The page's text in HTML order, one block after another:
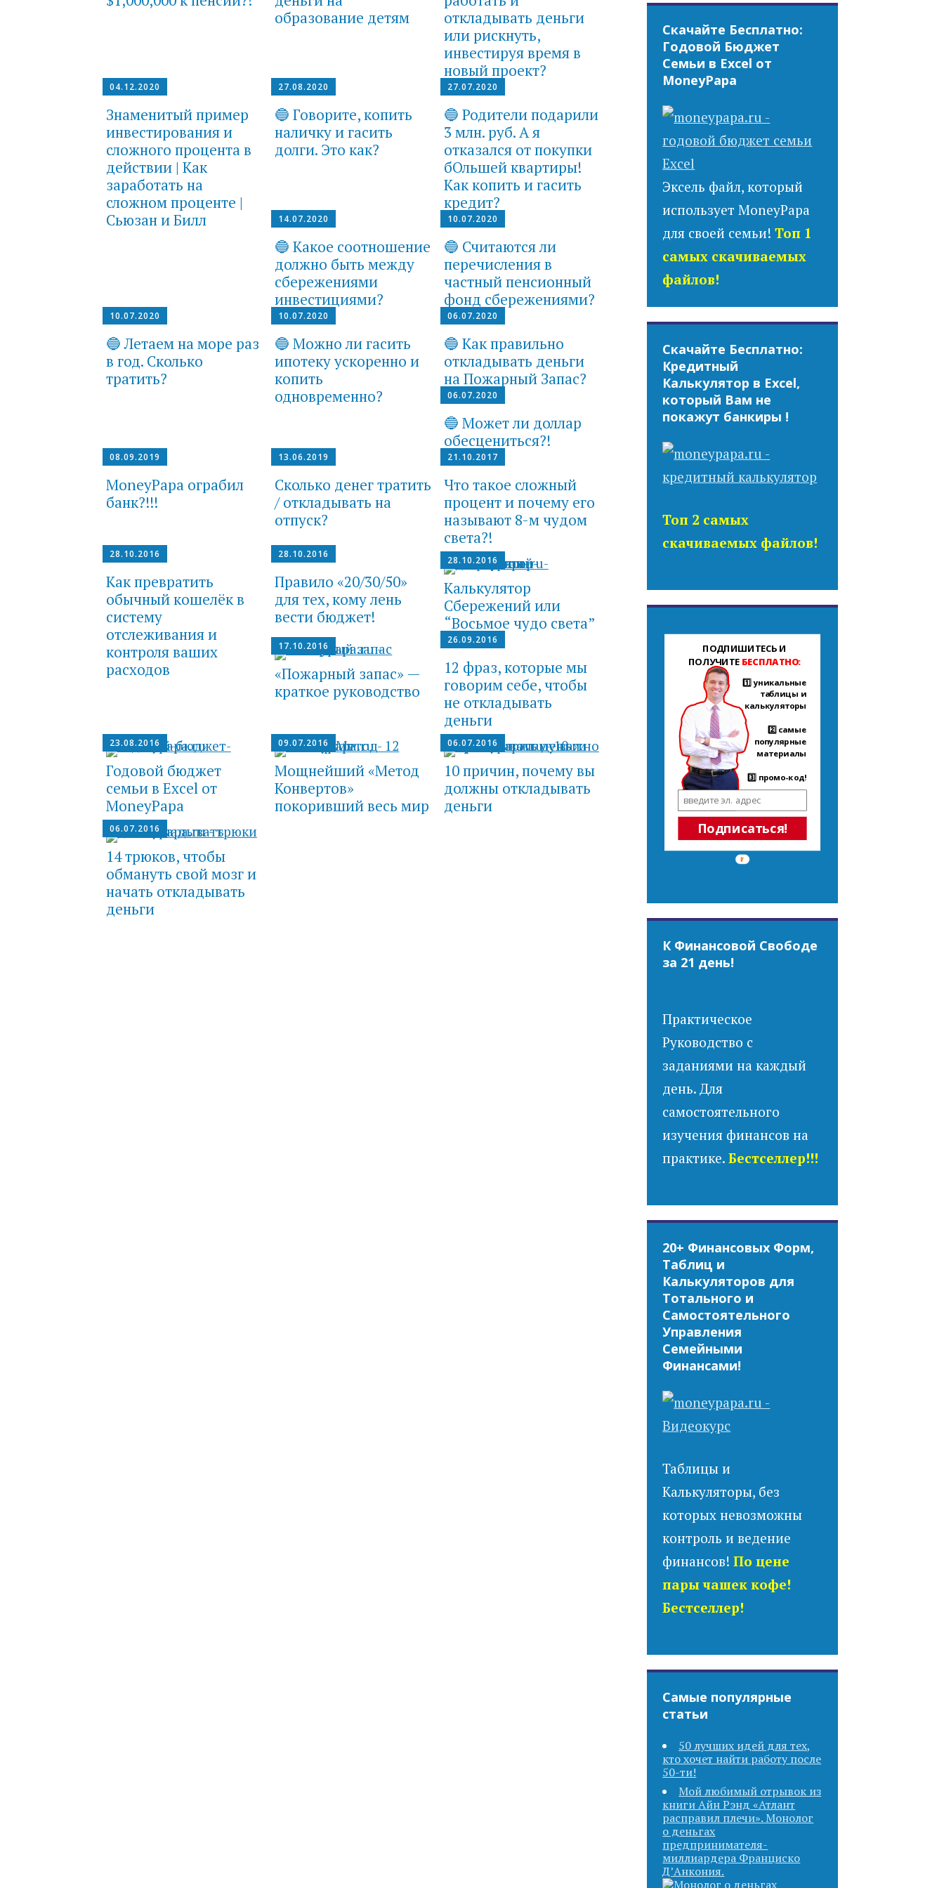
образование детям
откладывать деньги
или рискнуть,
инвестируя время в
новый проект?
04.12.2020
Знаменитый пример
инвестирования и
сложного процента в
действии | Как
заработать на
сложном проценте |
Сьюзан и Билл
27.08.2020
🔵 Говорите, копить
наличку и гасить
долги. Это как?
27.07.2020
🔵 Родители подарили
3 млн. руб. А я
отказался от покупки
бОльшей квартиры!
Как копить и гасить
кредит?
14.07.2020
🔵 Какое соотношение
должно быть между
сбережениями
инвестициями?
10.07.2020
🔵 Считаются ли
перечисления в
частный пенсионный
фонд сбережениями?
10.07.2020
🔵 Летаем на море раз
в год. Сколько
тратить?
10.07.2020
🔵 Можно ли гасить
ипотеку ускоренно и
копить
одновременно?
06.07.2020
🔵 Как правильно
откладывать деньги
на Пожарный Запас?
06.07.2020
🔵 Может ли доллар
обесцениться?!
08.09.2019
MoneyPapa ограбил
банк?!!!
13.06.2019
Сколько денег тратить
/ откладывать на
отпуск?
21.10.2017
Что такое сложный
процент и почему его
называют 8-м чудом
света?!
28.10.2016
Как превратить
обычный кошелёк в
систему
отслеживания и
контроля ваших
расходов
28.10.2016
Правило «20/30/50»
для тех, кому лень
вести бюджет!
28.10.2016
Калькулятор
Сбережений или
“Восьмое чудо света”
17.10.2016
«Пожарный запас» —
краткое руководство
26.09.2016
12 фраз, которые мы
говорим себе, чтобы
не откладывать
деньги
23.08.2016
Годовой бюджет
семьи в Excel от
MoneyPapa
09.07.2016
Мощнейший «Метод
Конвертов»
покоривший весь мир
06.07.2016
10 причин, почему вы
должны откладывать
деньги
06.07.2016
14 трюков, чтобы
обмануть свой мозг и
начать откладывать
деньги
Скачайте Бесплатно:
Годовой Бюджет
Семьи в Excel от
MoneyPapa
Эксель файл, который
использует MoneyPapa
для своей семьи!Топ 1
самых скачиваемых
файлов!
Скачайте Бесплатно:
Кредитный
Калькулятор в Excel,
который Вам не
покажут банкиры !
Топ 2 самых
скачиваемых файлов!
Подписаться!
ПОДПИШИТЕСЬ И
ПОЛУЧИТЕ БЕСПЛАТНО:
1️⃣ уникальные
таблицы и
калькуляторы
2️⃣ самые
популярные
материалы
3️⃣ промо-код!
К Финансовой Свободе
за 21 день!
Практическое
Руководство с
заданиями на каждый
день. Для
самостоятельного
изучения финансов на
практике.Бестселлер!!!
20+ Финансовых Форм,
Таблиц и
Калькуляторов для
Тотального и
Самостоятельного
Управления
Семейными
Финансами!
Таблицы и
Калькуляторы, без
которых невозможны
контроль и ведение
финансов!По цене
пары чашек кофе!
Бестселлер!
Самые популярные
статьи
50 лучших идей для тех,
кто хочет найти работу после
50-ти!
Мой любимый отрывок из
книги Айн Рэнд «Атлант
расправил плечи». Монолог
о деньгах
предпринимателя-
миллиардера Франциско
Д’Анкония.